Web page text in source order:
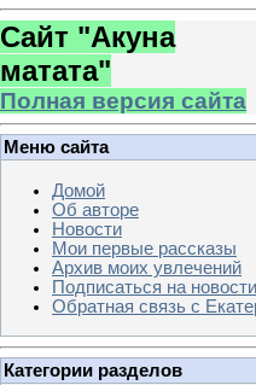
Сайт "Акуна
матата"
Полная версия сайта
Меню сайта
Домой
Об авторе
Новости
Мои первые рассказы
Архив моих увлечений
Подписаться на
Обратная связь с
Категории разделов